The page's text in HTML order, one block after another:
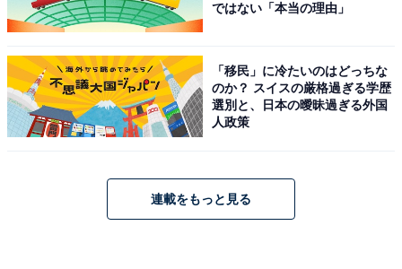
ではない「本当の理由」
「移民」に冷たいのはどっちな
のか？ スイスの厳格過ぎる学歴
選別と、日本の曖昧過ぎる外国
人政策
連載をもっと見る